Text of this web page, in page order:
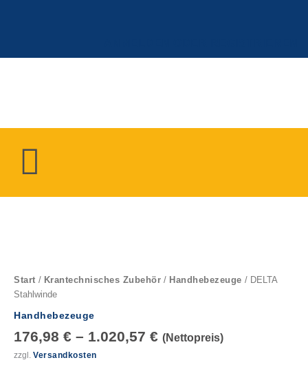
Start / Krantechnisches Zubehör / Handhebezeuge / DELTA
Stahlwinde
Handhebezeuge
176,98 € – 1.020,57 € (Nettopreis)
zzgl. Versandkosten